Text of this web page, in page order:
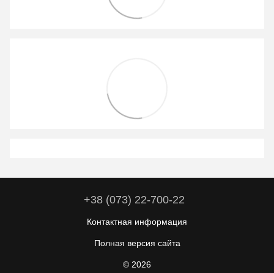
+38 (073) 22-700-22
Контактная информация
Полная версия сайта
© 2026